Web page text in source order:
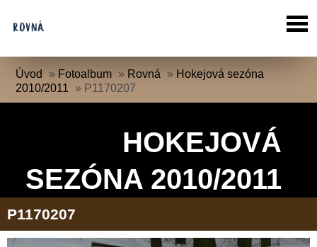
Úvod » Fotoalbum » Rovná » Hokejová sezóna
2010/2011
» P1170207
HOKEJOVÁ
SEZÓNA 2010/2011
P1170207